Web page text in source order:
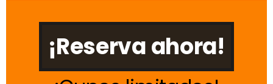
¡Reserva ahora!